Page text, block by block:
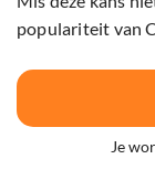
populariteit van
Je